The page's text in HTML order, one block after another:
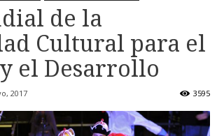
de la
Cultural para el
el Desarrollo
2017 3595